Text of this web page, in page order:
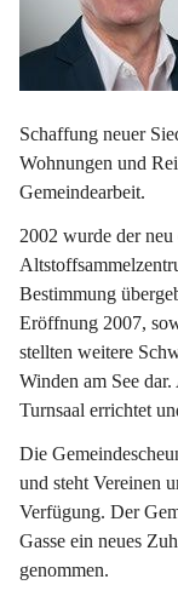
Schaffung neuer
Wohnungen und
Gemeindearbeit.
2002 wurde der
Bestimmung
Eröffnung 2007,
stellten weitere
Winden am See
Turnsaal errichtet
Die
und steht Vereinen
Verfügung. Der
Gasse ein neues
genommen.